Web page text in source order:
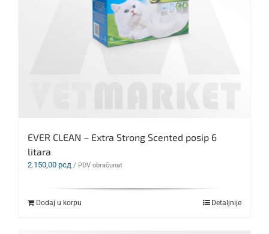
EVER CLEAN – Extra Strong Scented posip 6
litara
2.150,00 рсд / PDV obračunat
Dodaj u korpu Detaljnije